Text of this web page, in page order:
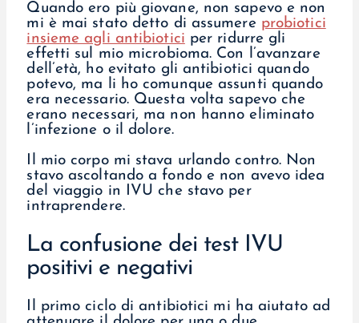
Quando ero più giovane, non sapevo e non
mi è mai stato detto di assumere probiotici
insieme agli antibiotici per ridurre gli
effetti sul mio microbioma. Con l’avanzare
dell’età, ho evitato gli antibiotici quando
potevo, ma li ho comunque assunti quando
era necessario. Questa volta sapevo che
erano necessari, ma non hanno eliminato
l’infezione o il dolore.
Il mio corpo mi stava urlando contro. Non
stavo ascoltando a fondo e non avevo idea
del viaggio in IVU che stavo per
intraprendere.
La confusione dei test IVU
positivi e negativi
Il primo ciclo di antibiotici mi ha aiutato ad